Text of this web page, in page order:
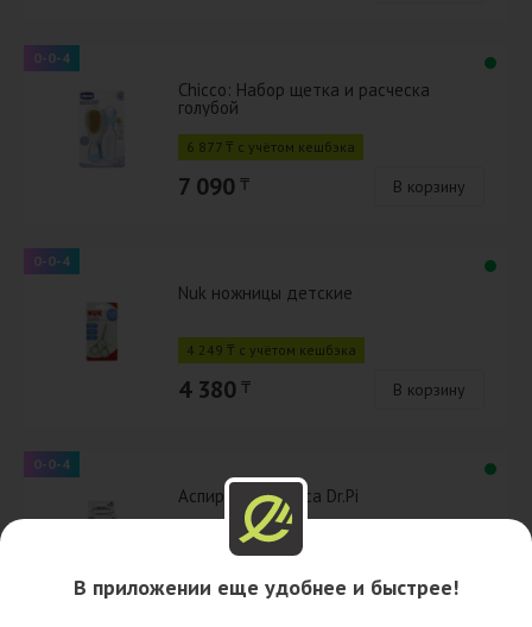
0-0-4
Chicco: Набор щетка и расческа
голубой
6 877 ₸ с учётом кешбэка
7 090 ₸ В корзину
0-0-4
Nuk ножницы детские
4 249 ₸ с учётом кешбэка
4 380 ₸ В корзину
0-0-4
Аспиратор д/носа Dr.Pi
4 132 ₸ с учётом кешбэка
4 260 ₸ В корзину
В приложении еще удобнее и быстрее!